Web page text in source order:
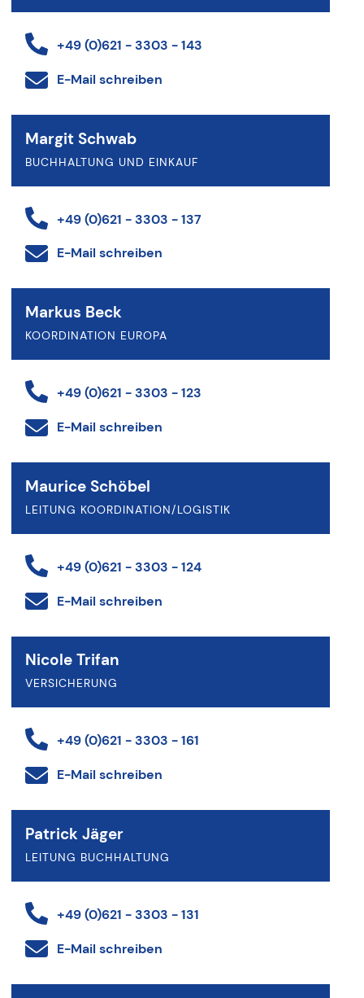
+49 (0)621 - 3303 - 143
E-Mail schreiben
Margit Schwab
BUCHHALTUNG UND EINKAUF
+49 (0)621 - 3303 - 137
E-Mail schreiben
Markus Beck
KOORDINATION EUROPA
+49 (0)621 - 3303 - 123
E-Mail schreiben
Maurice Schöbel
LEITUNG KOORDINATION/LOGISTIK
+49 (0)621 - 3303 - 124
E-Mail schreiben
Nicole Trifan
VERSICHERUNG
+49 (0)621 - 3303 - 161
E-Mail schreiben
Patrick Jäger
LEITUNG BUCHHALTUNG
+49 (0)621 - 3303 - 131
E-Mail schreiben